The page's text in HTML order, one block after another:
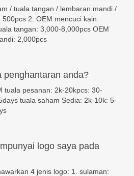
/ tuala tangan / lembaran mandi /
2. OEM mencuci kain:
tangan: 3,000-8,000pcs OEM
2,000pcs
penghantaran anda?
tuala pesanan: 2k-20kpcs: 30-
tuala saham Sedia: 2k-10k: 5-
logo saya pada
4 jenis logo: 1. sulaman: